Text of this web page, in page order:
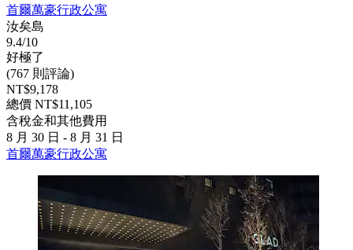
首爾萬豪行政公寓
汝矣島
9.4/10
好極了
(767 則評論)
NT$9,178
總價 NT$11,105
含稅金和其他費用
8 月 30 日 - 8 月 31 日
首爾萬豪行政公寓